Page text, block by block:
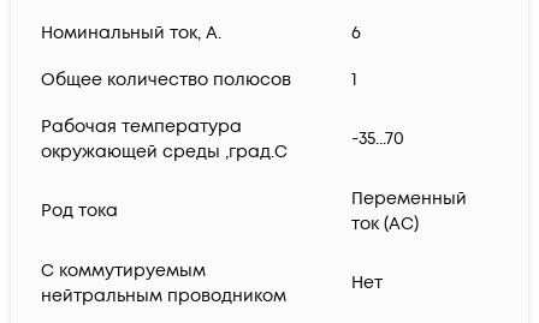
Номинальный ток, А. 6
Общее количество полюсов 1
Рабочая температура
окружающей среды ,град.C
-35...70
Род тока
Переменный
ток (AC)
С коммутируемым
нейтральным проводником
Нет